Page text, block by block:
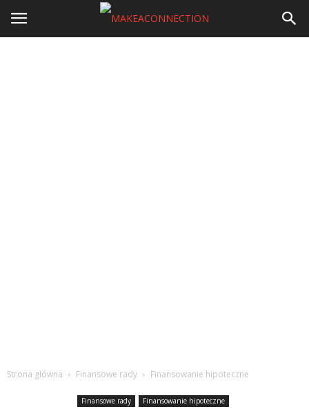
Strona główna Finansowe rady Finansowanie hipoteczne
Finansowe rady Finansowanie hipoteczne